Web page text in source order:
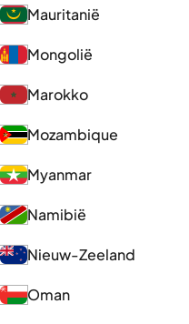
Mauritanië
Mongolië
Marokko
Mozambique
Myanmar
Namibië
Nieuw-Zeeland
Oman